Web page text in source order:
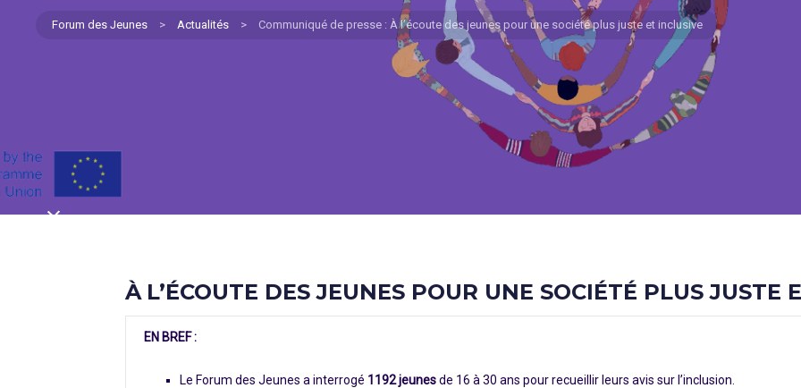
Forum des Jeunes > Actualités > Communiqué de presse : À l’écoute des jeunes pour une société plus juste et inclusive
À L’ÉCOUTE DES JEUNES POUR UNE SOCIÉTÉ PLUS JUSTE
EN BREF :
Le Forum des Jeunes a interrogé 1192 jeunesde 16 à 30 ans pour recueillir leurs avis sur l’inclusion.